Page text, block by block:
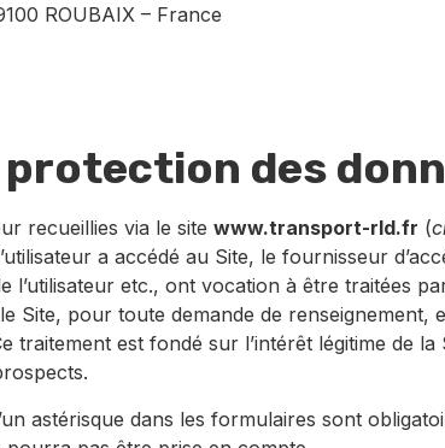
ROUBAIX – France
des
recueillies via le site www.transport-rld.fr (
a accédé au Site, le fournisseur
l’utilisateur etc., ont vocation à être traitées
Site, pour toute demande de
traitement est fondé sur l’intérêt légitime de la
astérisque dans les formulaires sont